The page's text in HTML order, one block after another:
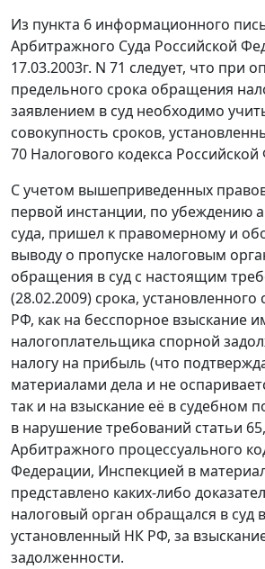
Из пункта 6 информационного
Арбитражного Суда Российской
17.03.2003г. N 71 следует, что при
предельного срока обращения
заявлением в суд необходимо
совокупность сроков,
70 Налогового кодекса
С учетом вышеприведенных
первой инстанции, по убеждению
суда, пришел к правомерному и
выводу о пропуске налоговым
обращения в суд с настоящим
(28.02.2009) срока, установленного
РФ, как на бесспорное взыскание
налогоплательщика спорной
налогу на прибыль (что
материалами дела и не
так и на взыскание её в судебном
в нарушение требований статьи 65,
Арбитражного процессуального
Федерации, Инспекцией в
представлено каких-либо
налоговый орган обращался в суд
установленный НК РФ, за
задолженности.